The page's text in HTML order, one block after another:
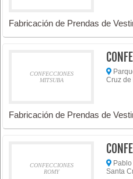
Fabricación de Prendas de
CONFECCIONES
MITSUBA
Cruz de
Fabricación de Prendas de
CONFECCIONES
ROMY
Santa